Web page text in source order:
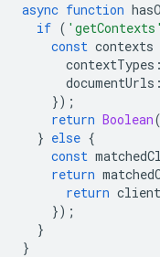
async function
if ( 'getContexts'
const contexts
contextTypes :
documentUrls :
});
return Boolean(
} else {
const
return
return client
});
}
}